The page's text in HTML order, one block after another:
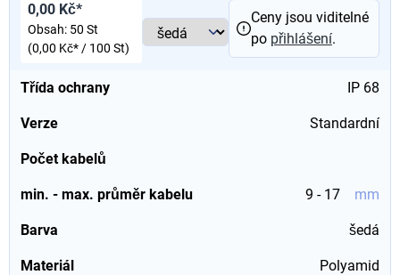
Třída ochrany IP 68
Verze Standardní
Počet kabelů
min. - max. průměr kabelu 9 - 17 mm
Barva šedá
Materiál Polyamid
0,00 Kč*
Obsah: 50 St
(0,00 Kč* / 100 St)
Ceny jsou viditelné
po přihlášení.